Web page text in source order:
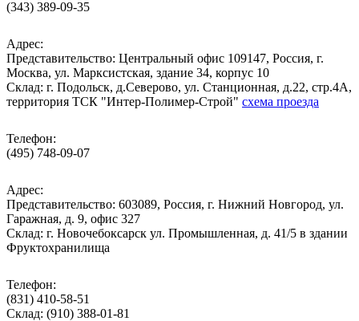
(343) 389-09-35
Адрес:
Представительство: Центральный офис 109147, Россия, г.
Москва, ул. Марксистская, здание 34, корпус 10
Cклад: г. Подольск, д.Северово, ул. Станционная, д.22, стр.4А,
территория ТСК "Интер-Полимер-Строй" схема проезда
Телефон:
(495) 748-09-07
Адрес:
Представительство: 603089, Россия, г. Нижний Новгород, ул.
Гаражная, д. 9, офис 327
Склад: г. Новочебоксарск ул. Промышленная, д. 41/5 в здании
Фруктохранилища
Телефон:
(831) 410-58-51
Склад: (910) 388-01-81